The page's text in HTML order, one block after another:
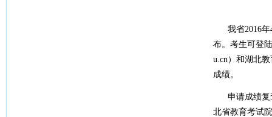
我省2016年4
布。考生可登
u.cn）和湖北教
成绩。
申请成绩复
北省教育考试